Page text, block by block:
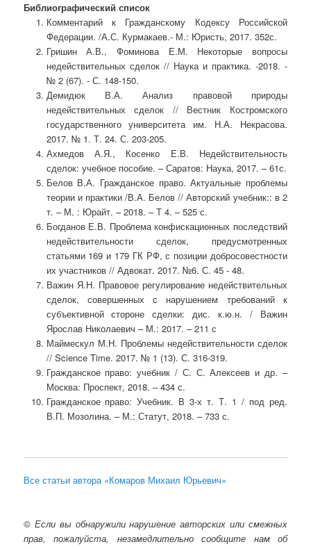
Библиографический список
Комментарий к Гражданскому Кодексу Российской
Федерации. /А.С. Курмакаев.- М.: Юристь, 2017. 352с.
Гришин А.В., Фоминова Е.М. Некоторые вопросы
недействительных сделок // Наука и практика. -2018. -
№ 2 (67). - С. 148-150.
Демидюк В.А. Анализ правовой природы
недействительных сделок // Вестник Костромского
государственного университета им. Н.А. Некрасова.
2017. № 1. Т. 24. С. 203-205.
Ахмедов А.Я., Косенко Е.В. Недействительность
сделок: учебное пособие. – Саратов: Наука, 2017. – 61с.
Белов В.А. Гражданское право. Актуальные проблемы
теории и практики /В.А. Белов // Авторский учебник:: в 2
т. – М. : Юрайт. – 2018. – Т 4. – 525 с.
Богданов Е.В. Проблема конфискационных последствий
недействительности сделок, предусмотренных
статьями 169 и 179 ГК РФ, с позиции добросовестности
их участников // Адвокат. 2017. №6. С. 45 - 48.
Важин Я.Н. Правовое регулирование недействительных
сделок, совершенных с нарушением требований к
субъективной стороне сделки: дис. к.ю.н. / Важин
Ярослав Николаевич – М.: 2017. – 211 с
Маймескул М.Н. Проблемы недействительности сделок
// Science Time. 2017. № 1 (13). С. 316-319.
Гражданское право: учебник / С. С. Алексеев и др. –
Москва: Проспект, 2018. – 434 с.
Гражданское право: Учебник. В 3-х т. Т. 1 / под ред.
В.П. Мозолина. – М.: Статут, 2018. – 733 с.
Все статьи автора «Комаров Михаил Юрьевич»
© Если вы обнаружили нарушение авторских или смежных
прав, пожалуйста, незамедлительно сообщите нам об